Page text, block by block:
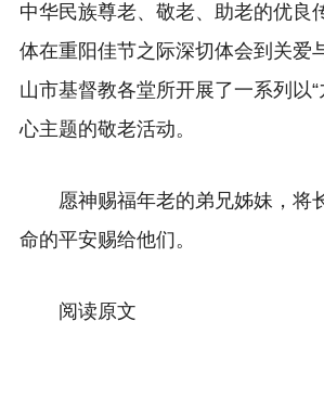
中华民族尊老、敬老、助老的优良
体在重阳佳节之际深切体会到关爱
山市基督教各堂所开展了一系列以
心主题的敬老活动。
愿神赐福年老的弟兄姊妹，将
命的平安赐给他们。
阅读原文